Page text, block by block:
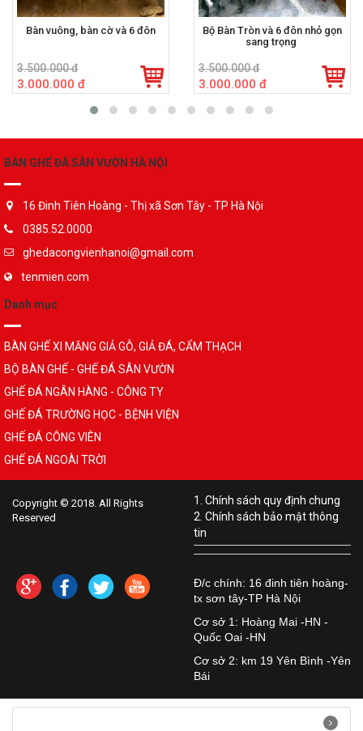
Bàn vuông, bàn cờ và 6 đôn
3.500.000 đ
3.000.000 đ
Bộ Bàn Tròn và 6 đôn nhỏ gọn
sang trọng
3.500.000 đ
3.000.000 đ
BÀN GHẾ ĐÁ SÂN VƯỜN HÀ NỘI
16 Đinh Tiên Hoàng - Thị xã Sơn Tây - TP Hà Nội
0385.52.0000
ghedacongvienhanoi@gmail.com
tenmien.com
Danh mục
BÀN GHẾ XI MĂNG GIẢ GỖ, GIẢ ĐÁ, CẨM THẠCH
BỘ BÀN GHẾ - GHẾ ĐÁ SÂN VƯỜN
GHẾ ĐÁ NGÂN HÀNG - CÔNG TY
GHẾ ĐÁ TRƯỜNG HỌC - BỆNH VIỆN
GHẾ ĐÁ CÔNG VIÊN
GHẾ ĐÁ NGOÀI TRỜI
Copyright © 2018. All Rights
Reserved
1. Chính sách quy định chung
2. Chính sách bảo mật thông
tin
Đ/c chính: 16 đinh tiên hoàng-
tx sơn tây-TP Hà Nội
Cơ sở 1: Hoàng Mai -HN -
Quốc Oai -HN
Cơ sở 2: km 19 Yên Bình -Yên
Bái